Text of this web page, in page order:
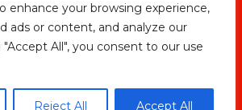
enhance your browsing experience,
ads or content, and analyze our
All", you consent to our use
Reject All Accept All
política de privacidad